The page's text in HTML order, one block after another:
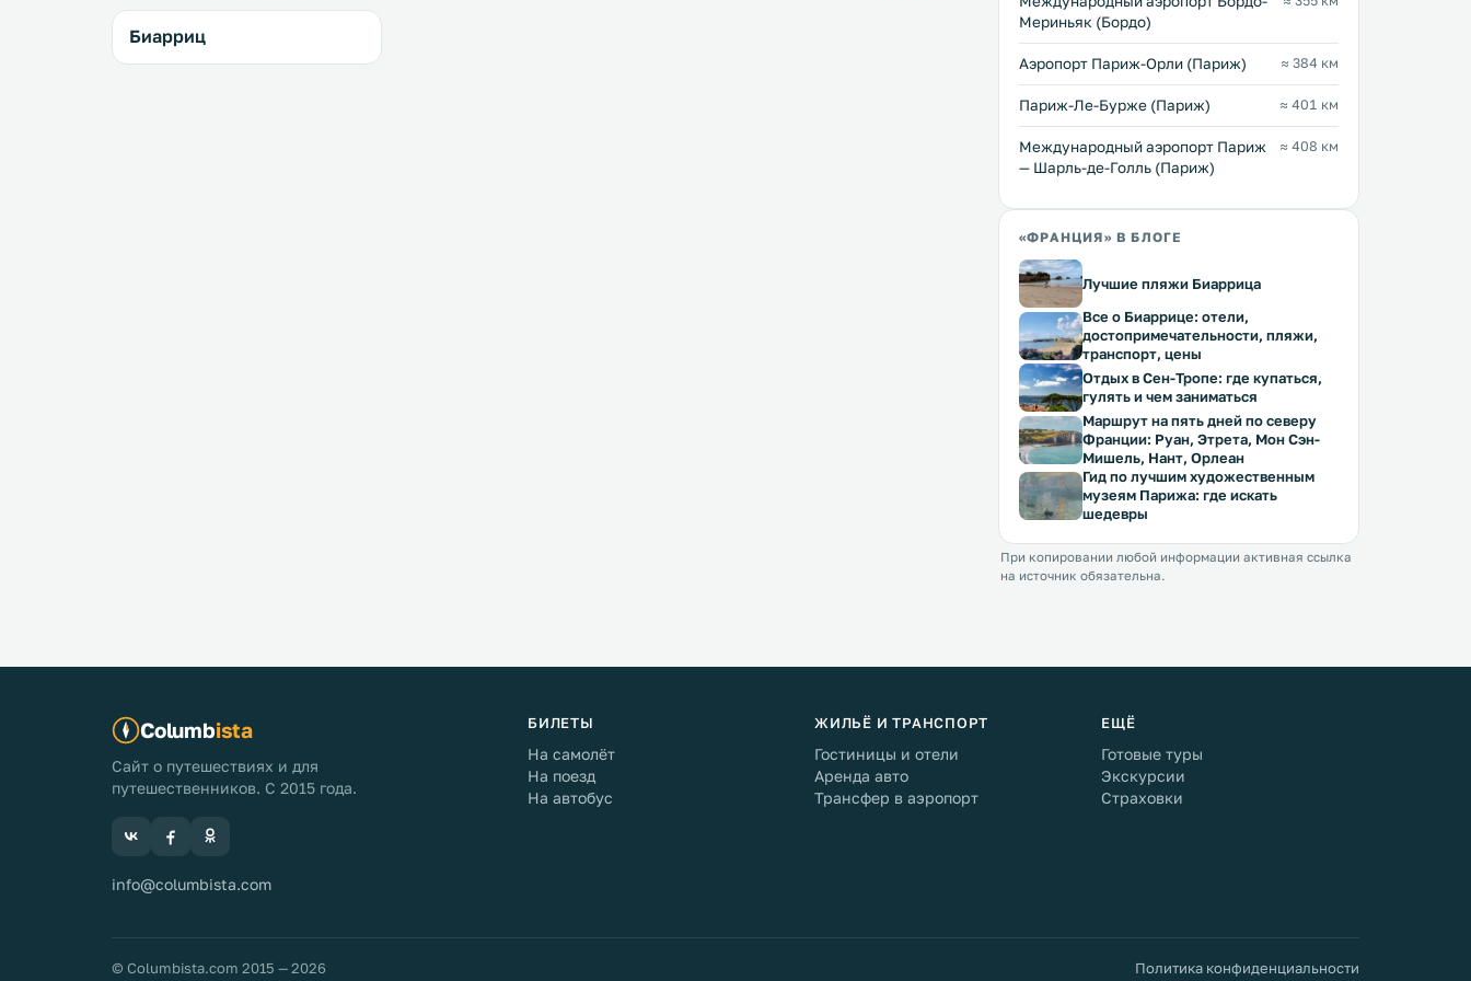
Биарриц
Мериньяк (Бордо)
Аэропорт Париж-Орли (Париж) ≈ 384 км
Париж-Ле-Бурже (Париж) ≈ 401 км
Международный аэропорт Париж
— Шарль-де-Голль (Париж)
≈ 408 км
«ФРАНЦИЯ» В БЛОГЕ
Лучшие пляжи Биаррица
Все о Биаррице: отели,
достопримечательности, пляжи,
транспорт, цены
Отдых в Сен-Тропе: где купаться,
гулять и чем заниматься
Маршрут на пять дней по северу
Франции: Руан, Этрета, Мон Сэн-
Мишель, Нант, Орлеан
Гид по лучшим художественным
музеям Парижа: где искать
шедевры
При копировании любой информации активная ссылка
на источник обязательна.
Columbista
Сайт о путешествиях и для
путешественников. С 2015 года.
info@columbista.com
БИЛЕТЫ
На самолёт
На поезд
На автобус
ЖИЛЬЁ И ТРАНСПОРТ
Гостиницы и отели
Аренда авто
Трансфер в аэропорт
ЕЩЁ
Готовые туры
Экскурсии
Страховки
© Columbista.com 2015 — 2026 Политика конфиденциальности